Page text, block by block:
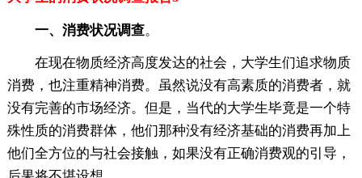
一、消费状况调查。
在现在物质经济高度发达的社会，大学生们追求物质
消费，也注重精神消费。虽然说没有高素质的消费者，就
没有完善的市场经济。但是，当代的大学生毕竟是一个特
殊性质的消费群体，他们那种没有经济基础的消费再加上
他们全方位的与社会接触，如果没有正确消费观的引导，